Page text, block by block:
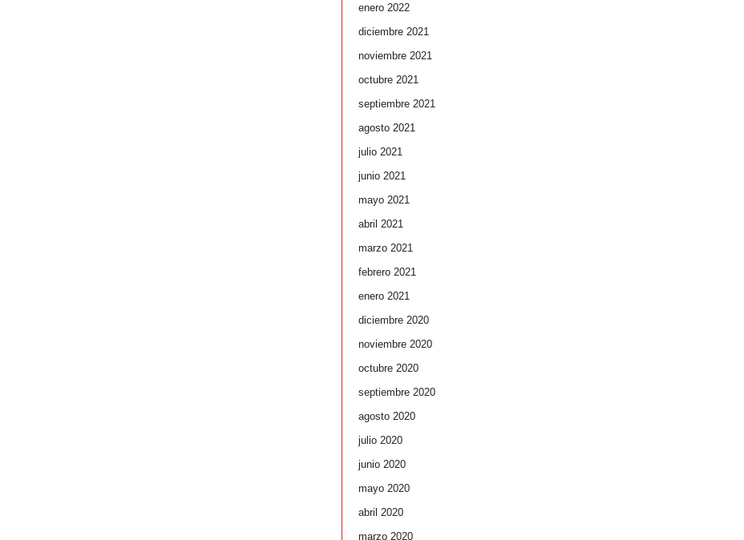
enero 2022
diciembre 2021
noviembre 2021
octubre 2021
septiembre 2021
agosto 2021
julio 2021
junio 2021
mayo 2021
abril 2021
marzo 2021
febrero 2021
enero 2021
diciembre 2020
noviembre 2020
octubre 2020
septiembre 2020
agosto 2020
julio 2020
junio 2020
mayo 2020
abril 2020
marzo 2020